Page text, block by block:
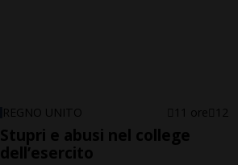
REGNO UNITO 11 ore 12
Stupri e abusi nel college
dell’esercito